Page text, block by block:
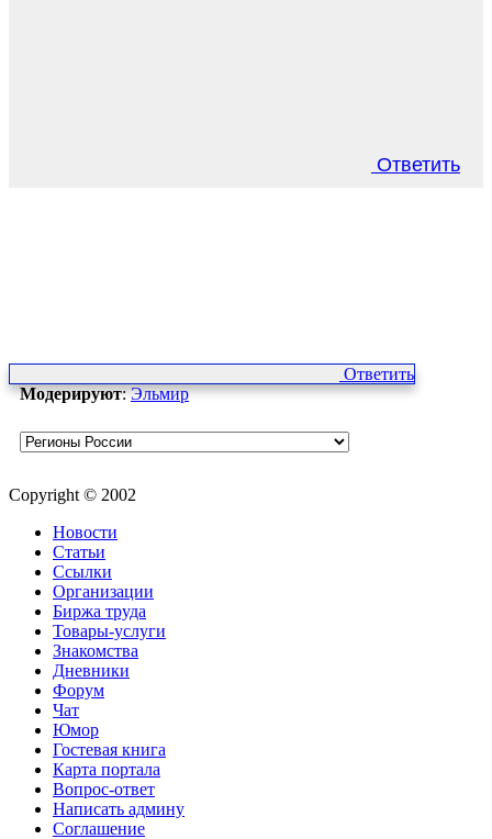
Ответить
Ответить
Модерируют:Эльмир
Copyright © 2002
Новости
Статьи
Ссылки
Организации
Биржа труда
Товары-услуги
Знакомства
Дневники
Форум
Чат
Юмор
Гостевая книга
Карта портала
Вопрос-ответ
Написать админу
Соглашение